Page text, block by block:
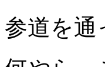
参道を通